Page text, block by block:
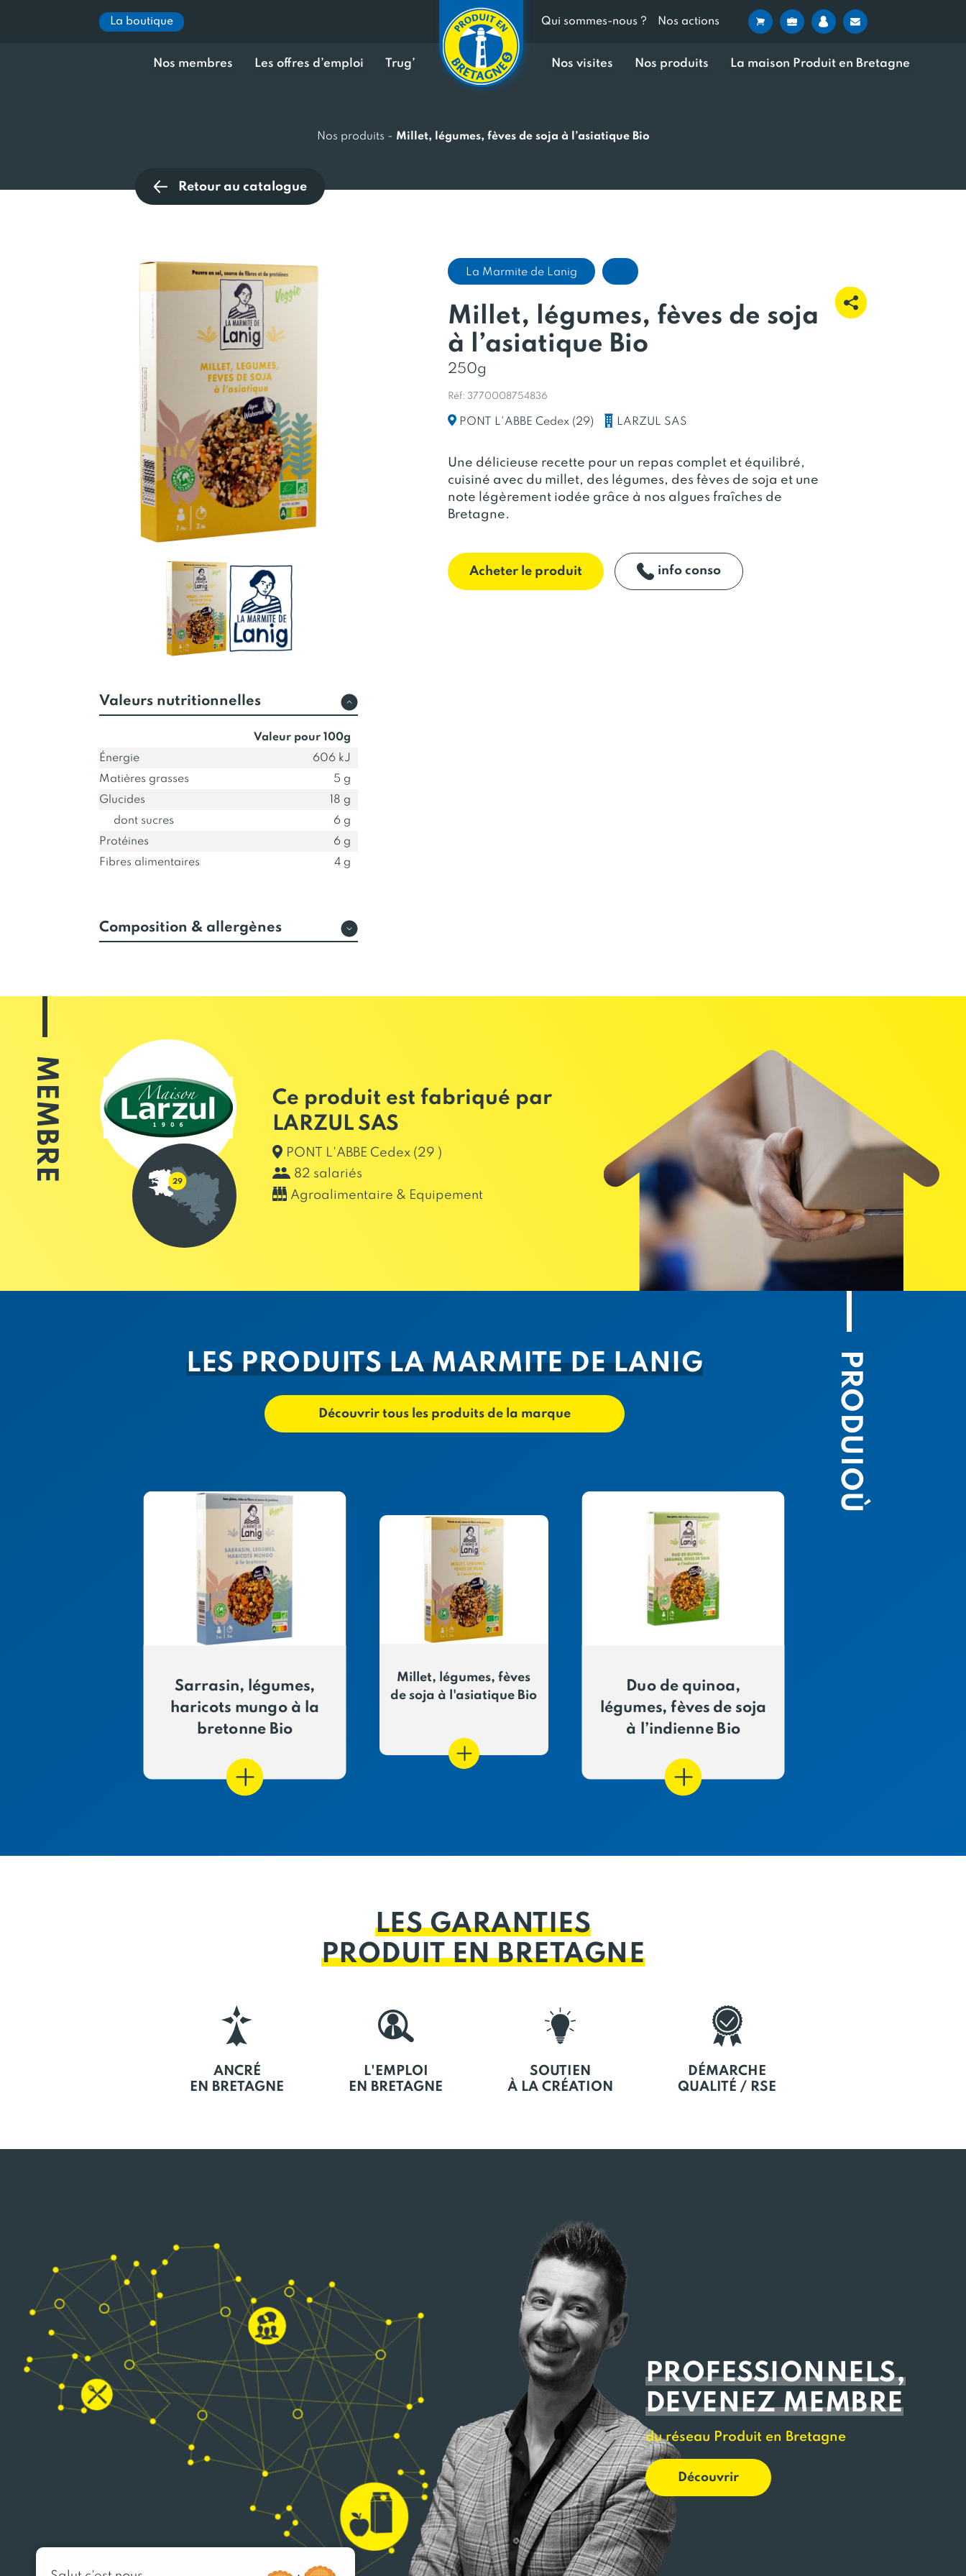
La boutique Qui sommes-nous ? Nos actions
Nos membres Les offres d’emploi Trug’ Nos visites Nos produits La maison Produit en Bretagne
Nos produits - Millet, légumes, fèves de soja à l’asiatique Bio
Retour au catalogue
Valeurs nutritionnelles
Valeur pour 100g
Énergie
606 kJ
Matières grasses
5 g
Glucides
18 g
dont sucres
6 g
Protéines
6 g
Fibres alimentaires
4 g
Composition & allergènes
La Marmite de Lanig
Millet, légumes, fèves de soja
à l’asiatique Bio
250g
Réf: 3770008754836
PONT L'ABBE Cedex (29) LARZUL SAS
Une délicieuse recette pour un repas complet et équilibré,
cuisiné avec du millet, des légumes, des fèves de soja et une
note légèrement iodée grâce à nos algues fraîches de
Bretagne.
Acheter le produit info conso
MEMBRE
Ce produit est fabriqué par
LARZUL SAS
PONT L'ABBE Cedex (29 )
82 salariés
Agroalimentaire & Equipement
PRODUIOÙ
LES PRODUITS LA MARMITE DE LANIG
Découvrir tous les produits de la marque
Sarrasin, légumes,
haricots mungo à la
bretonne Bio
Millet, légumes, fèves
de soja à l'asiatique Bio
Duo de quinoa,
légumes, fèves de soja
à l’indienne Bio
LES GARANTIES
PRODUIT EN BRETAGNE
ANCRÉ
EN BRETAGNE
L'EMPLOI
EN BRETAGNE
SOUTIEN
À LA CRÉATION
DÉMARCHE
QUALITÉ / RSE
PROFESSIONNELS,
DEVENEZ MEMBRE
du réseau Produit en Bretagne
Découvrir